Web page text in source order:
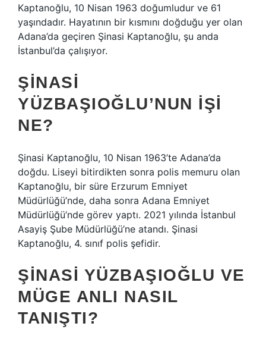
Kaptanoğlu, 10 Nisan 1963 doğumludur ve 61
yaşındadır. Hayatının bir kısmını doğduğu yer olan
Adana’da geçiren Şinasi Kaptanoğlu, şu anda
İstanbul’da çalışıyor.
ŞINASI
YÜZBAŞIOĞLU’NUN IŞI
NE?
Şinasi Kaptanoğlu, 10 Nisan 1963’te Adana’da
doğdu. Liseyi bitirdikten sonra polis memuru olan
Kaptanoğlu, bir süre Erzurum Emniyet
Müdürlüğü’nde, daha sonra Adana Emniyet
Müdürlüğü’nde görev yaptı. 2021 yılında İstanbul
Asayiş Şube Müdürlüğü’ne atandı. Şinasi
Kaptanoğlu, 4. sınıf polis şefidir.
ŞINASI YÜZBAŞIOĞLU VE
MÜGE ANLI NASIL
TANIŞTI?